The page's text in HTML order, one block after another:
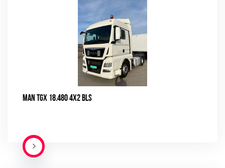
MAN TGX 18.480 4X2 BLS